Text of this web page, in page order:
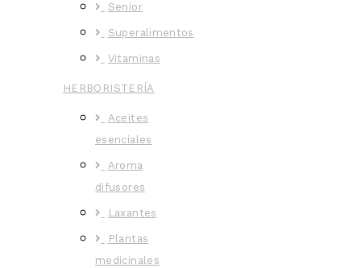
Senior
Superalimentos
Vitaminas
HERBORISTERÍA
Aceites
esenciales
Aroma
difusores
Laxantes
Plantas
medicinales